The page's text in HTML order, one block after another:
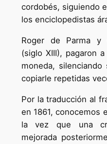
cordobés, siguiendo
los enciclopedistas
Roger de Parma y
(siglo XIII), pagaron
moneda,
copiarle repetidas
Por la traducción al
en 1861, conocemos
la vez que una
mejorada